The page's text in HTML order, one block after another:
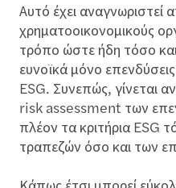
Αυτό έχει αναγνωριστεί
χρηματοοικονομικούς
τρόπο ώστε ήδη τόσο
ευνοϊκά μόνο
ESG. Συνεπώς, γίνεται
risk assessment των
πλέον τα κριτήρια ESG
τραπεζών όσο και των